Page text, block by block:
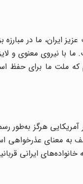
مبارزه، افزودند: «ملت عزیز
نیروی معنوی و
که ملت ما برای حفظ
آمریکایی هرگز
به معنای
ناگزیر به پرداخت غرامت ۶۱.۸ میلیون